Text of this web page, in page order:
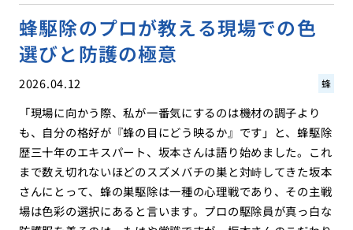
蜂駆除のプロが教える現場での色
選びと防護の極意
2026.04.12 蜂
「現場に向かう際、私が一番気にするのは機材の調子より
も、自分の格好が『蜂の目にどう映るか』です」と、蜂駆除
歴三十年のエキスパート、坂本さんは語り始めました。これ
まで数え切れないほどのスズメバチの巣と対峙してきた坂本
さんにとって、蜂の巣駆除は一種の心理戦であり、その主戦
場は色彩の選択にあると言います。プロの駆除員が真っ白な